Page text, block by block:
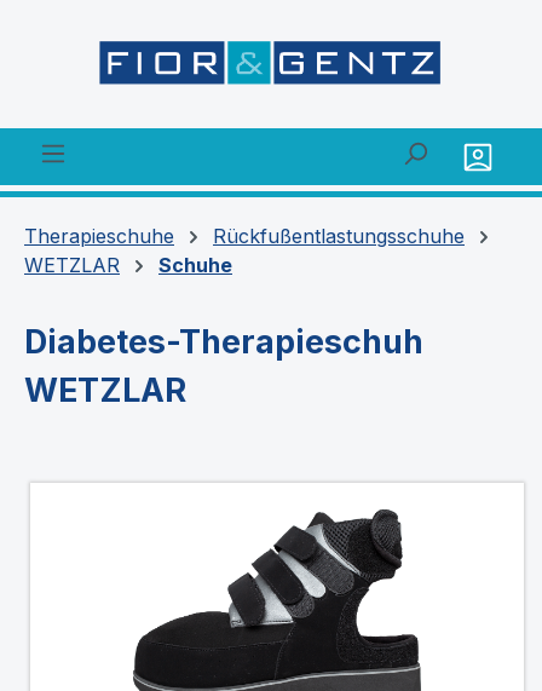
Therapieschuhe
Rückfußentlastungsschuhe
WETZLAR
Schuhe
Diabetes-Therapieschuh
WETZLAR